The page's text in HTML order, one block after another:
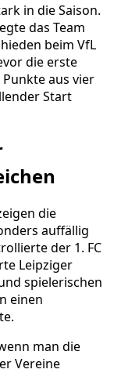
in die Saison.
das Team
beim VfL
die erste
aus vier
Start
die
auffällig
der 1. FC
Leipziger
spielerischen
einen
man die
Vereine